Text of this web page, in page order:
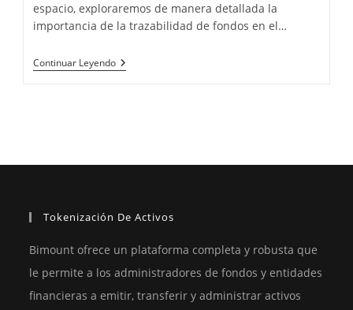
espacio, exploraremos de manera detallada la
importancia de la trazabilidad de fondos en el…
Continuar LeyendoTrazabilidad
De
Tokenización De Activos
Bimount ofrece un plataforma completa y robusta que
le permite a los administradores de fondos y entidades
financieras a emitir, transferir y administrar activos